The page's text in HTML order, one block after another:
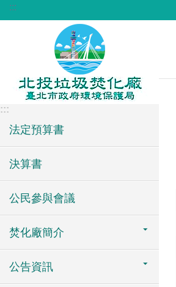
跳到主要內容區塊
:::
:::
法定預算書
決算書
公民參與會議
焚化廠簡介
公告資訊